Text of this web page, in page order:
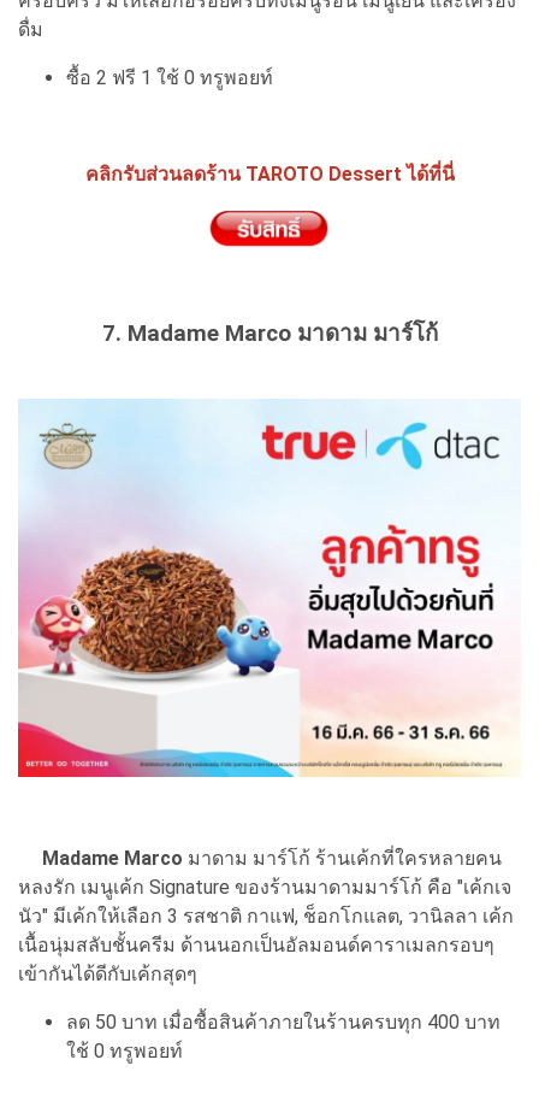
ดื่ม
ซื้อ 2 ฟรี 1 ใช้ 0 ทรูพอยท์
คลิกรับส่วนลดร้าน TAROTO Dessert ได้ที่นี่
7. Madame Marco มาดาม มาร์โก้
Madame Marco มาดาม มาร์โก้ ร้านเค้กที่ใครหลายคน
หลงรัก เมนูเค้ก Signature ของร้านมาดามมาร์โก้ คือ "เค้กเจ
นัว" มีเค้กให้เลือก 3 รสชาติ กาแฟ, ช็อกโกแลต, วานิลลา เค้ก
เนื้อนุ่มสลับชั้นครีม ด้านนอกเป็นอัลมอนด์คาราเมลกรอบๆ
เข้ากันได้ดีกับเค้กสุดๆ
ลด 50 บาท เมื่อซื้อสินค้าภายในร้านครบทุก 400 บาท
ใช้ 0 ทรูพอยท์